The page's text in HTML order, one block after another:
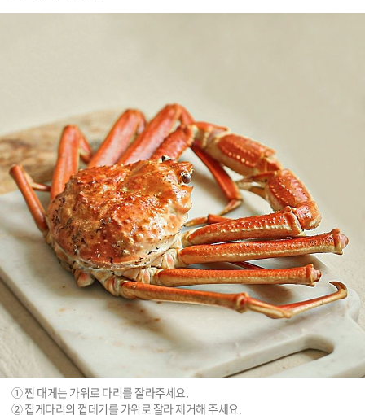
① 찐 대게는 가위로 다리를 잘라주세요.
② 집게다리의 껍데기를 가위로 잘라 제거해 주세요.